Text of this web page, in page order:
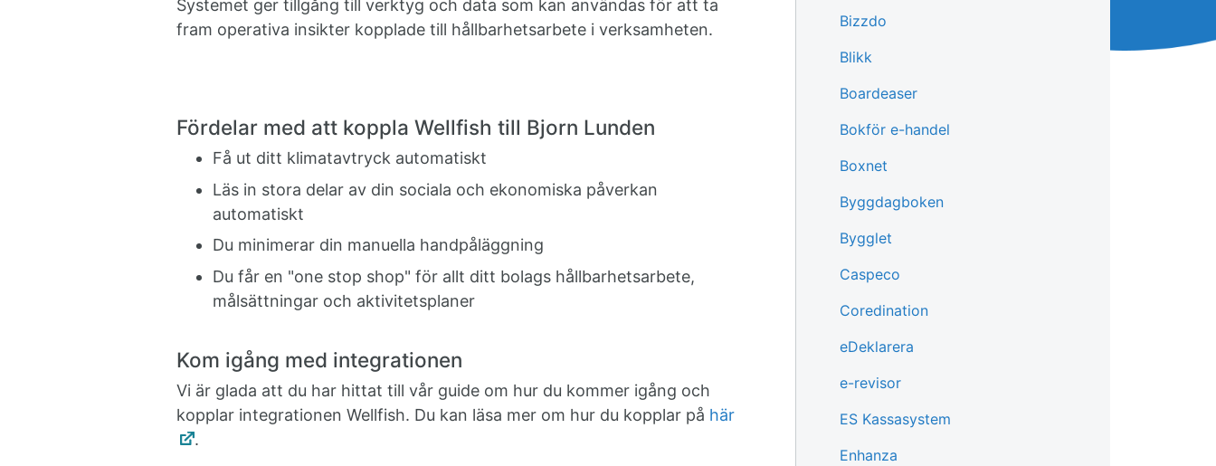
Systemet ger tillgång till verktyg och data som kan användas för att ta
fram operativa insikter kopplade till hållbarhetsarbete i verksamheten.
Fördelar med att koppla Wellfish till Bjorn Lunden
Få ut ditt klimatavtryck automatiskt
Läs in stora delar av din sociala och ekonomiska påverkan
automatiskt
Du minimerar din manuella handpåläggning
Du får en "one stop shop" för allt ditt bolags hållbarhetsarbete,
målsättningar och aktivitetsplaner
Kom igång med integrationen
Vi är glada att du har hittat till vår guide om hur du kommer igång och
kopplar integrationen Wellfish. Du kan läsa mer om hur du kopplar på här
.
Bizzdo
Blikk
Boardeaser
Bokför e-handel
Boxnet
Byggdagboken
Bygglet
Caspeco
Coredination
eDeklarera
e-revisor
ES Kassasystem
Enhanza